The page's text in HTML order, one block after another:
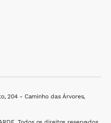
204 - Caminho das Árvores,